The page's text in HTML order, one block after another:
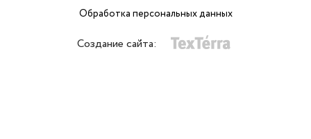
Обработка персональных данных
Создание сайта: